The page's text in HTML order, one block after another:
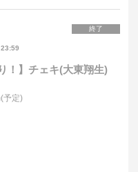
終了
！】チェキ(大東翔生)
予定)